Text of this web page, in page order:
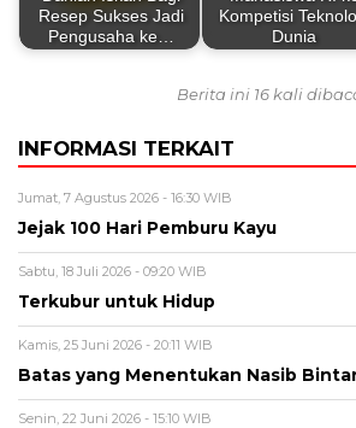
Resep Sukses Jadi
Pengusaha ke…
Kompetisi
Dunia
Berita ini 16 kali
INFORMASI TERKAIT
Jumat, 7 Agustus 2026 - 16:30 WIB
Jejak 100 Hari Pemburu Kayu
Sabtu, 18 Juli 2026 - 09:20 WIB
Terkubur untuk Hidup
Kamis, 25 Juni 2026 - 20:11 WIB
Batas yang Menentukan Nasib
Senin, 22 Juni 2026 - 15:10 WIB